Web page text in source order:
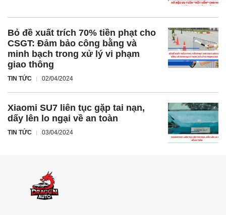
Bỏ đề xuất trích 70% tiền phạt cho
CSGT: Đảm bảo công bằng và
minh bạch trong xử lý vi phạm
giao thông
TIN TỨC 02/04/2024
Xiaomi SU7 liên tục gặp tai nạn,
dấy lên lo ngại về an toàn
TIN TỨC 03/04/2024